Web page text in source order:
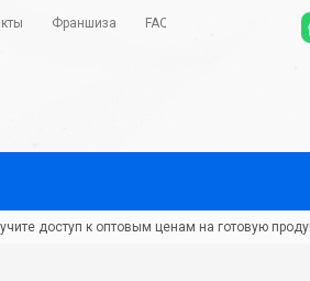
Франшиза FAQ
доступ к оптовым ценам на готовую